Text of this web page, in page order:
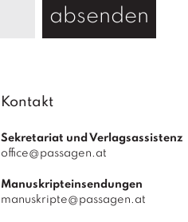
absenden
Kontakt
Sekretariat und Verlagsassistenz
office@passagen.at
Manuskripteinsendungen
manuskripte@passagen.at